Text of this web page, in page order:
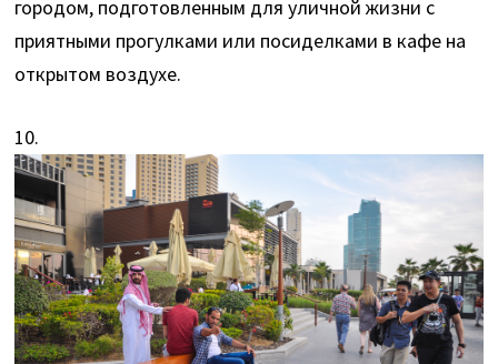
городом, подготовленным для уличной жизни с
приятными прогулками или посиделками в кафе на
открытом воздухе.
10.